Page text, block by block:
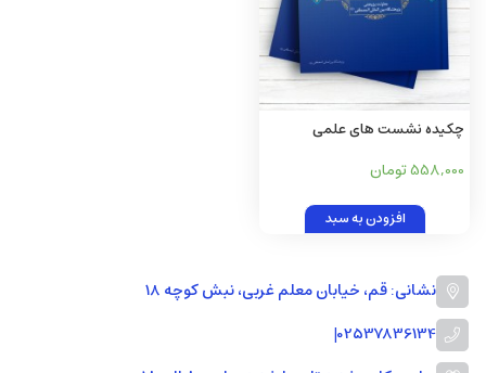
چکیده نشست های علمی
پژوهشگاه بین المللی
558,000 تومان
افزودن به سبد
نشانی: قم، خیابان معلم غربی، نبش کوچه 18
02537836134
|